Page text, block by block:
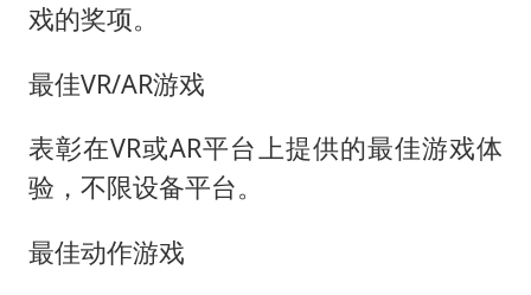
戏的奖项。
最佳VR/AR游戏
表彰在VR或AR平台上提供的最佳游戏体
验，不限设备平台。
最佳动作游戏